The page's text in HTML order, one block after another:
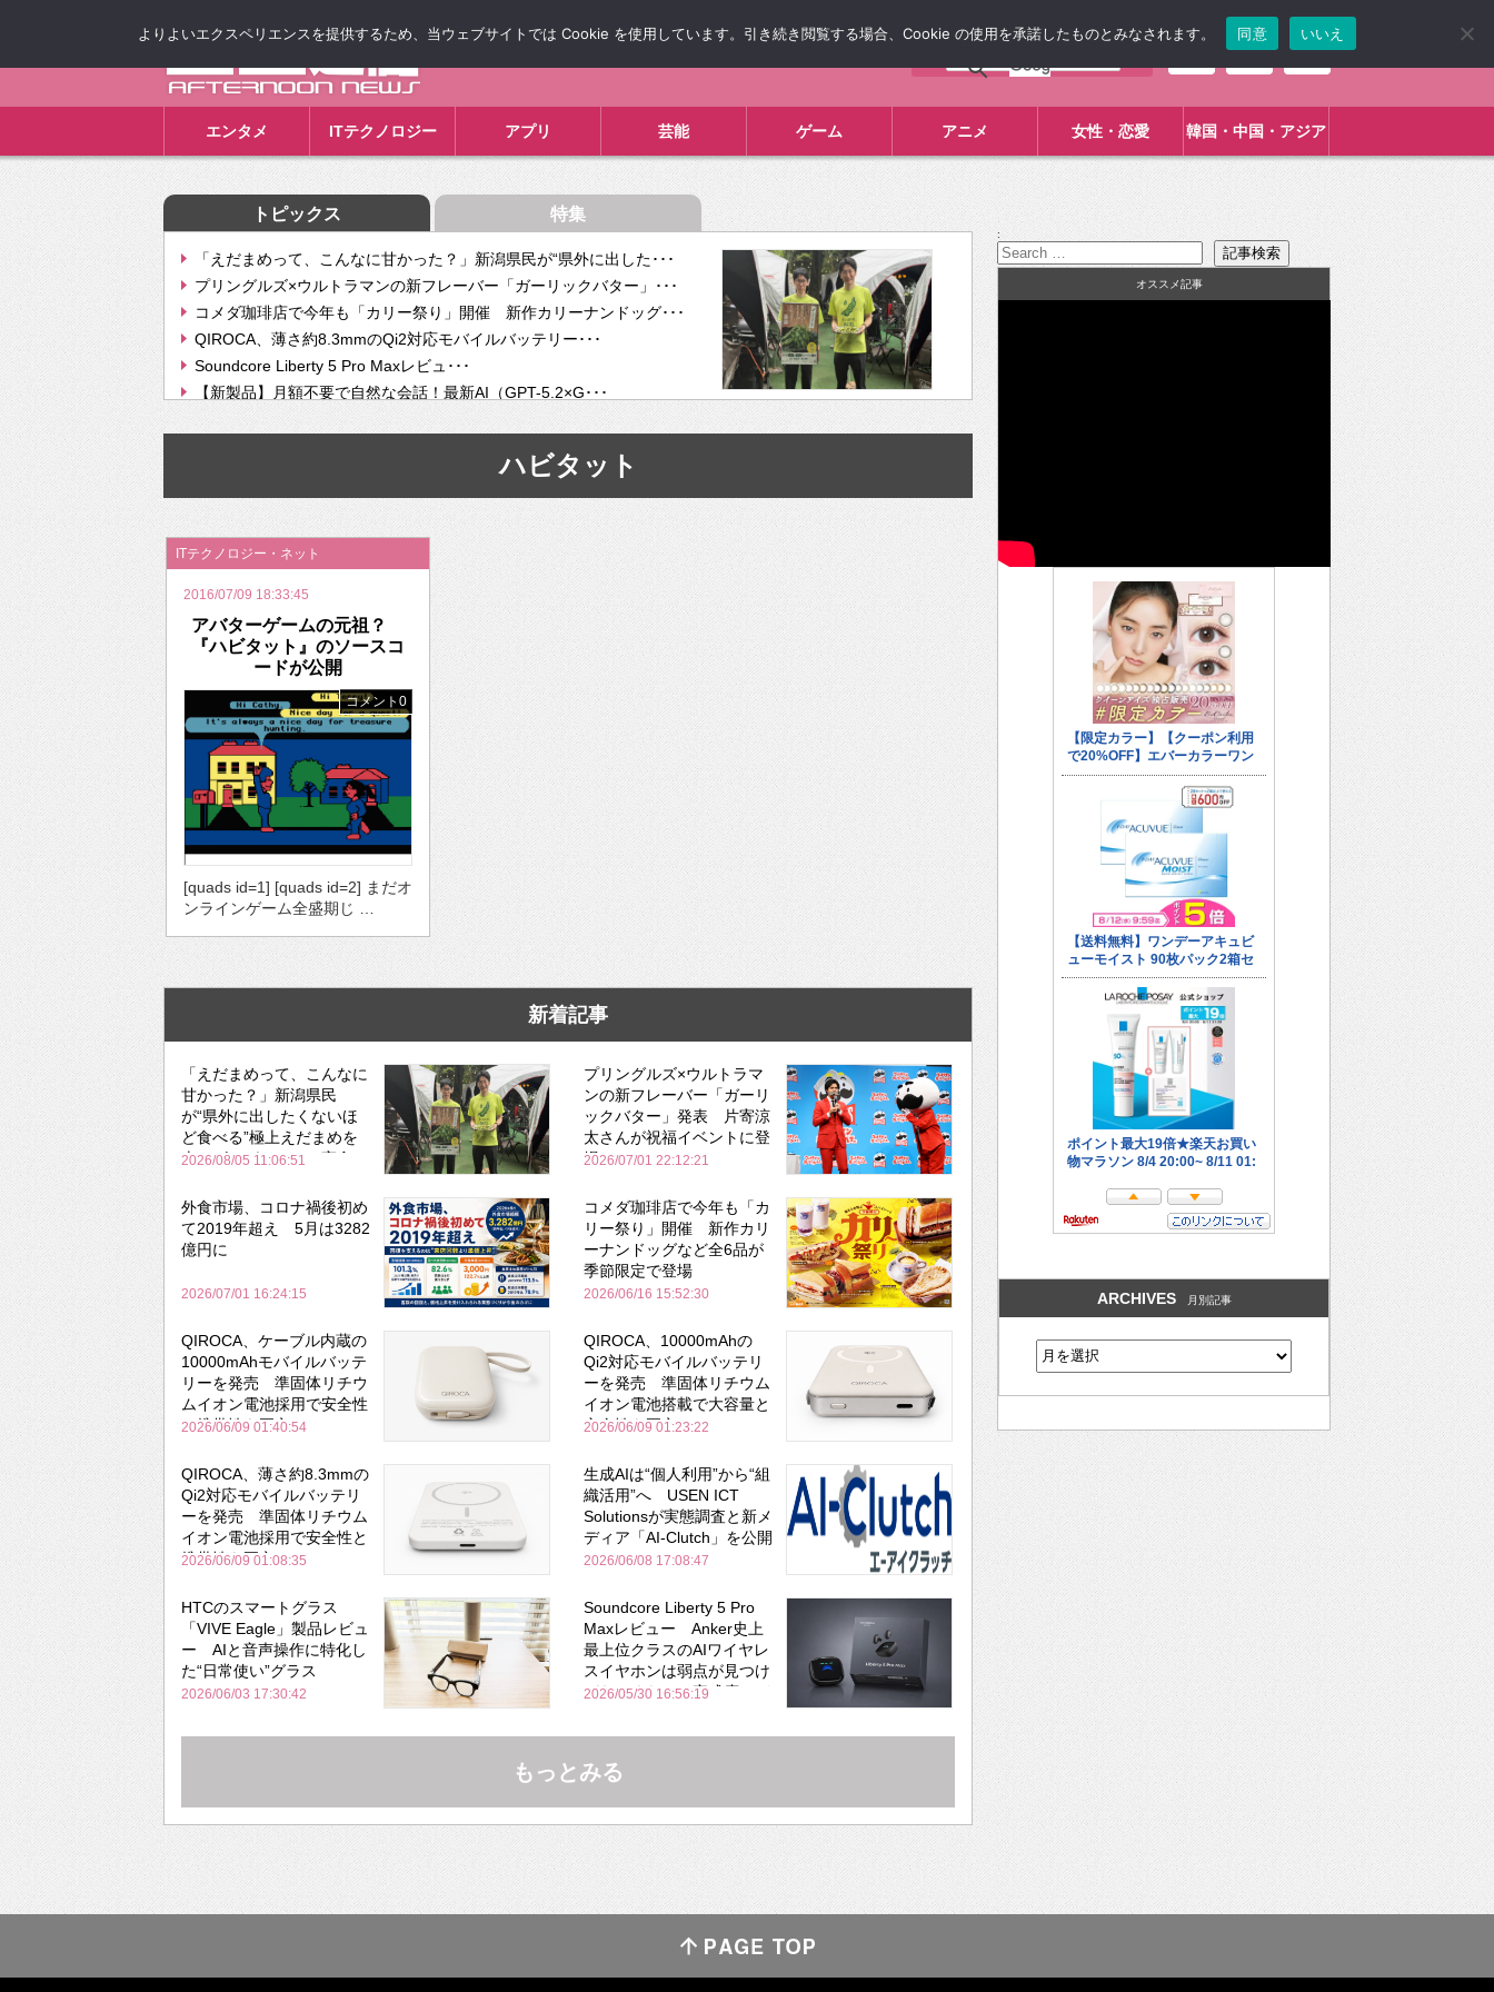
エンタメ ITテクノロジー アプリ 芸能 ゲーム アニメ 女性・恋愛 韓国・中国・アジア
トピックス 特集
「えだまめって、こんなに甘かった？」新潟県民が“県外に出した･･･
プリングルズ×ウルトラマンの新フレーバー「ガーリックバター」･･･
コメダ珈琲店で今年も「カリー祭り」開催 新作カリーナンドッグ･･･
QIROCA、薄さ約8.3mmのQi2対応モバイルバッテリー･･･
Soundcore Liberty 5 Pro Maxレビュ･･･
【新製品】月額不要で自然な会話！最新AI（GPT-5.2×G･･･
【次世代の没入感と生産性】VITURE Luma Ultra･･･
挫折率8割の壁をAIで突破。ジャストシステム、”自分が今話し･･･
2026年のバレンタインは「自分で作って、想いを渡す」 TE･･･
ハビタット
ITテクノロジー・ネット
2016/07/09 18:33:45
アバターゲームの元祖？
『ハビタット』のソースコ
ードが公開
コメント0
[quads id=1] [quads id=2] まだオ
ンラインゲーム全盛期じ …
新着記事
「えだまめって、こんなに
甘かった？」新潟県民
が“県外に出したくないほ
ど食べる”極上えだまめを
森のビアガーデンで実食
2026/08/05 11:06:51
プリングルズ×ウルトラマ
ンの新フレーバー「ガーリ
ックバター」発表 片寄涼
太さんが祝福イベントに登
場
2026/07/01 22:12:21
外食市場、コロナ禍後初め
て2019年超え 5月は3282
億円に
2026/07/01 16:24:15
コメダ珈琲店で今年も「カ
リー祭り」開催 新作カリ
ーナンドッグなど全6品が
季節限定で登場
2026/06/16 15:52:30
QIROCA、ケーブル内蔵の
10000mAhモバイルバッテ
リーを発売 準固体リチウ
ムイオン電池採用で安全性
と携帯性を両立
2026/06/09 01:40:54
QIROCA、10000mAhの
Qi2対応モバイルバッテリ
ーを発売 準固体リチウム
イオン電池搭載で大容量と
安全性を両立
2026/06/09 01:23:22
QIROCA、薄さ約8.3mmの
Qi2対応モバイルバッテリ
ーを発売 準固体リチウム
イオン電池採用で安全性と
携帯性を両立
2026/06/09 01:08:35
生成AIは“個人利用”から“組
織活用”へ USEN ICT
Solutionsが実態調査と新メ
ディア「AI-Clutch」を公開
2026/06/08 17:08:47
HTCのスマートグラス
「VIVE Eagle」製品レビュ
ー AIと音声操作に特化し
た“日常使い”グラス
2026/06/03 17:30:42
Soundcore Liberty 5 Pro
Maxレビュー Anker史上
最上位クラスのAIワイヤレ
スイヤホンは弱点が見つけ
づらいくらいの完成度にび
Bose並み
2026/05/30 16:56:19
もっとみる
:
オススメ記事
ARCHIVES 月別記事
よりよいエクスペリエンスを提供するため、当ウェブサイトでは Cookie を使用しています。引き続き閲覧する場合、Cookie の使用を承諾したものとみなされます。 同意 いいえ